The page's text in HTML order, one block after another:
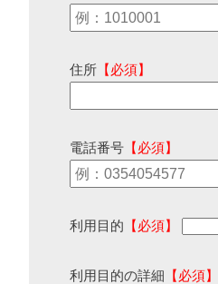
住所 【必須】
電話番号 【必須】
利用目的 【必須】
利用目的の詳細 【必須】